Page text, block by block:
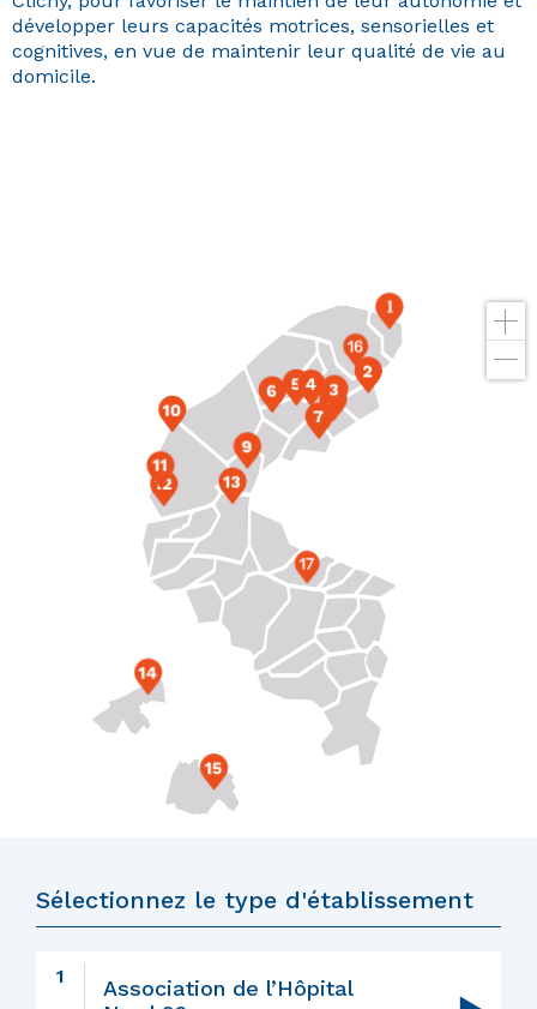
dévelop­per leurs capac­ités motri­ces, sen­sorielles et
cog­ni­tives, en vue de main­tenir leur qual­ité de vie au
domicile.
Sélectionnez le type d'établissement
1
Association de l’Hôpital